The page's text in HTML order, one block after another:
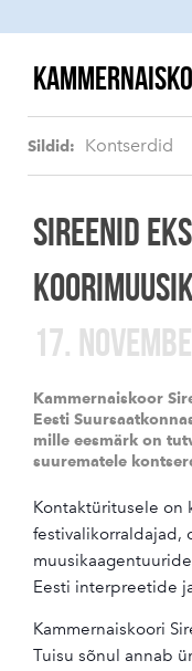
Sildid: Kontserdid
SIREENID
17.
Kammernaiskoor
Eesti
mille eesmärk on
suurematele
Kontaktüritusele on
festivalikorraldajad,
Eesti interpreetide
Kammernaiskoori
Tuisu sõnul annab